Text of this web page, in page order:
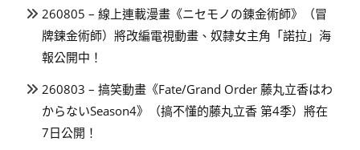
260805 – 線上連載漫畫《ニセモノの錬金術師》（冒
牌鍊金術師）將改編電視動畫、奴隸女主角「諾拉」海
報公開中！
260803 – 搞笑動畫《Fate/Grand Order 藤丸立香はわ
からないSeason4》（搞不懂的藤丸立香 第4季）將在
7日公開！